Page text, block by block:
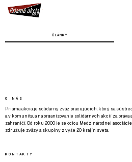
ČLÁNKY
O NÁS
Priama akcia je solidárny zväz pracujúcich, ktorý sa
a v komunite, a na organizovanie solidárnych akcií za
zahraničí. Od roku 2000 je sekciou Medzinárodnej
združuje zväzy a skupiny z vyše 20 krajín sveta.
KONTAKTY